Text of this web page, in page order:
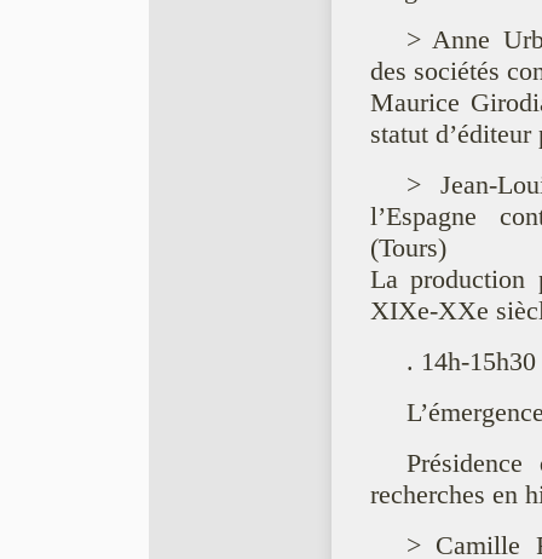
> Anne
des sociétés
Maurice
statut
> Jean-
l’Espagne
(Tours)
La production
XIXe-XXe
. 14h-15h30
recherches en
> Camille